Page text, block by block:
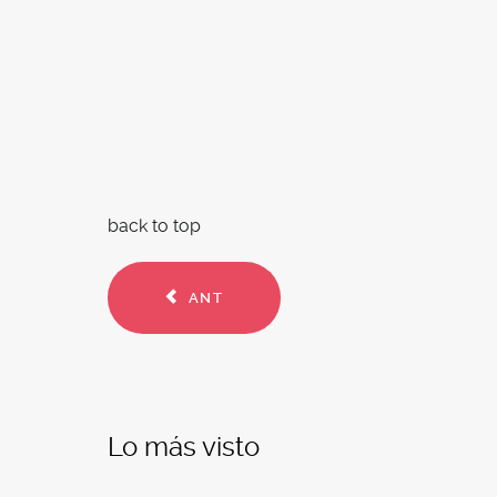
back to top
ANT
Lo más visto